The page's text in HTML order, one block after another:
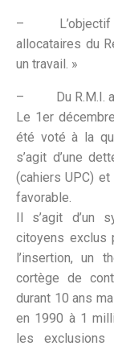
– L’objectif : «
allocataires du
un travail. »
– Du R.M.I. au
Le 1er
été voté à la
s’agit d’une
(cahiers UPC)
favorable.
Il s’agit d’un
citoyens exclus
l’insertion, un
cortège de
durant 10 ans
en 1990 à 1
les